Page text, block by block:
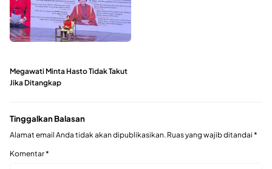
Megawati Minta Hasto Tidak Takut
Jika Ditangkap
Tinggalkan Balasan
Alamat email Anda tidak akan dipublikasikan. Ruas yang wajib ditandai *
Komentar*